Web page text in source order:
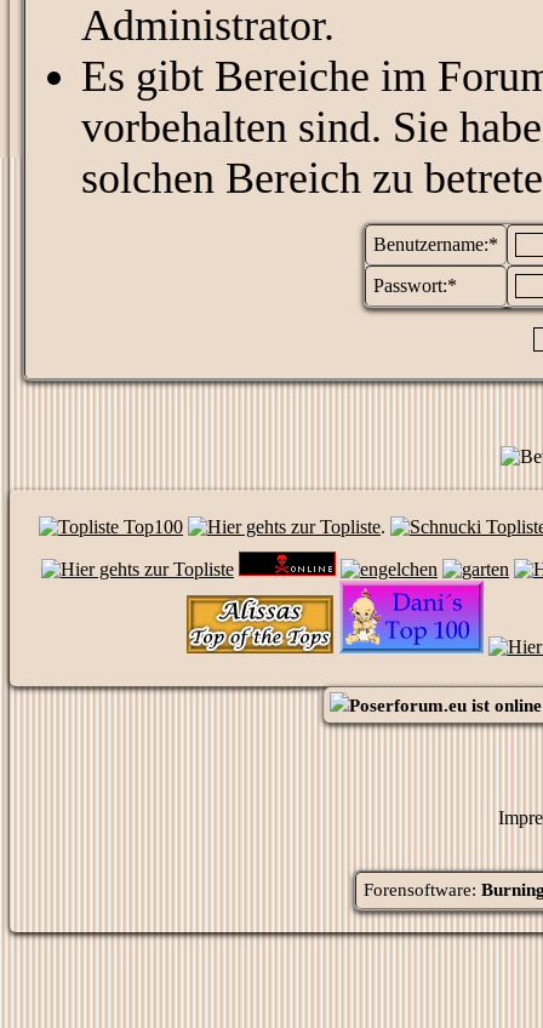
Administrator.
Es gibt Bereiche im
vorbehalten sind. Sie
solchen Bereich zu
Benutzername:*
Passwort:*
.
Poserforum.euist
Forensoftware: